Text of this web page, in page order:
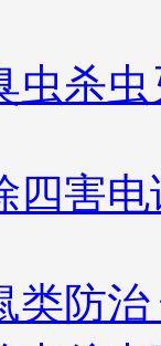
虫杀
四害
类防